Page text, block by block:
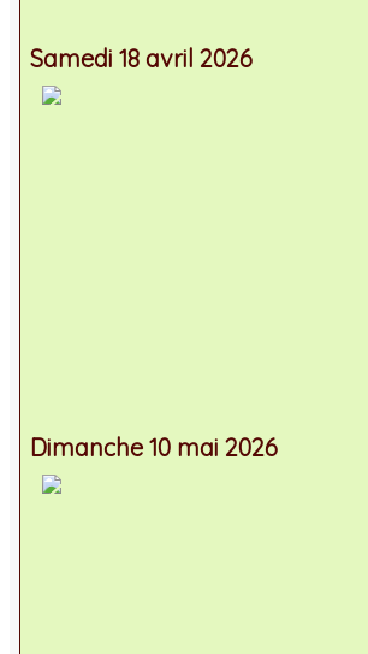
Samedi 18 avril 2026
Dimanche 10 mai 2026